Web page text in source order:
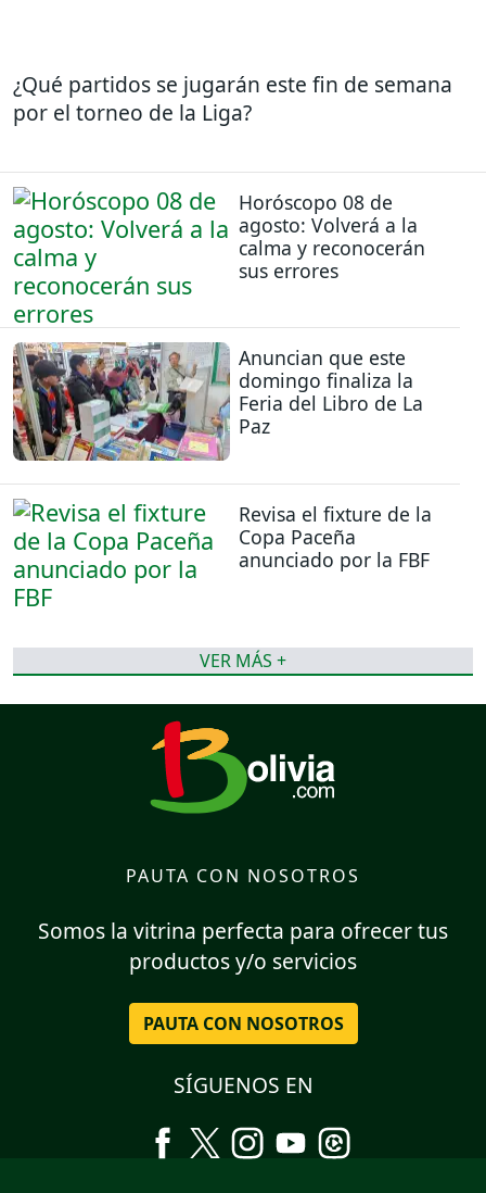
¿Qué partidos se jugarán este fin de semana
por el torneo de la Liga?
Horóscopo 08 de
agosto: Volverá a la
calma y reconocerán
sus errores
Anuncian que este
domingo finaliza la
Feria del Libro de La
Paz
Revisa el fixture de la
Copa Paceña
anunciado por la FBF
VER MÁS +
PAUTA CON NOSOTROS
Somos la vitrina perfecta para ofrecer tus
productos y/o servicios
PAUTA CON NOSOTROS
SÍGUENOS EN